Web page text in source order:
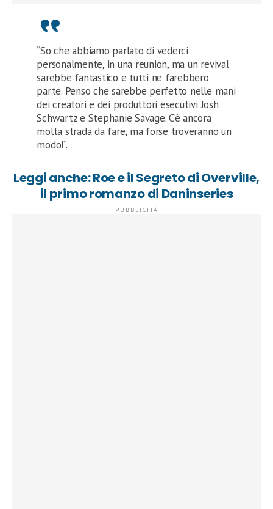
“So che abbiamo parlato di vederci
personalmente, in una reunion, ma un revival
sarebbe fantastico e tutti ne farebbero
parte. Penso che sarebbe perfetto nelle mani
dei creatori e dei produttori esecutivi Josh
Schwartz e Stephanie Savage. C’è ancora
molta strada da fare, ma forse troveranno un
modo!“.
Leggi anche: Roe e il Segreto di Overville,
il primo romanzo di Daninseries